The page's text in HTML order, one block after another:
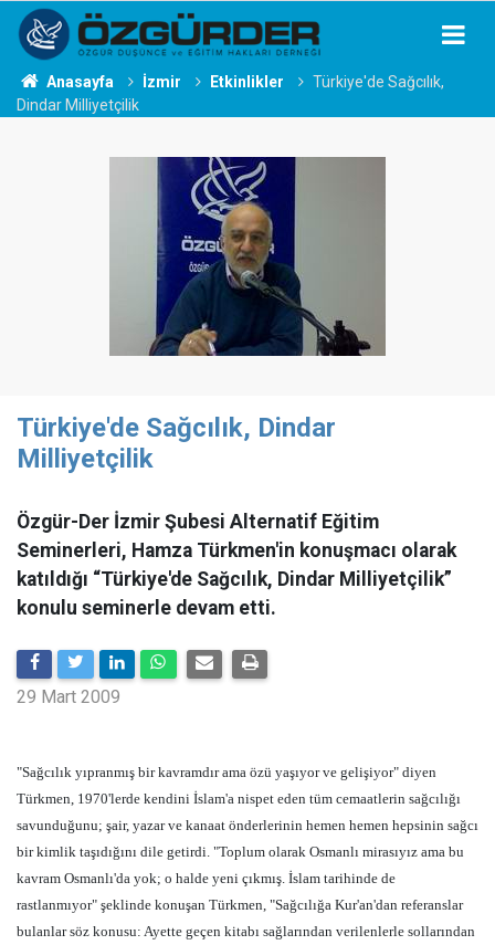
Anasayfa İzmir Etkinlikler
Türkiye'de Sağcılık,
Dindar Milliyetçilik
Türkiye'de Sağcılık, Dindar
Milliyetçilik
Özgür-Der İzmir Şubesi Alternatif Eğitim
Seminerleri, Hamza Türkmen'in konuşmacı olarak
katıldığı “Türkiye'de Sağcılık, Dindar Milliyetçilik”
konulu seminerle devam etti.
29 Mart 2009
"Sağcılık yıpranmış bir kavramdır ama özü yaşıyor ve gelişiyor" diyen
Türkmen, 1970'lerde kendini İslam'a nispet eden tüm cemaatlerin sağcılığı
savunduğunu; şair, yazar ve kanaat önderlerinin hemen hemen hepsinin sağcı
bir kimlik taşıdığını dile getirdi. "Toplum olarak Osmanlı mirasıyız ama bu
kavram Osmanlı'da yok; o halde yeni çıkmış. İslam tarihinde de
rastlanmıyor" şeklinde konuşan Türkmen, "Sağcılığa Kur'an'dan referanslar
bulanlar söz konusu: Ayette geçen kitabı sağlarından verilenlerle sollarından